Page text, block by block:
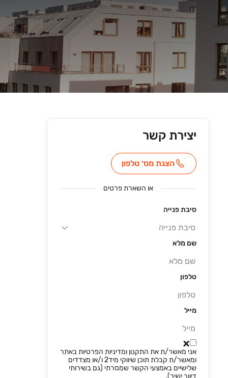
יצירת קשר
הצגת מס׳ טלפון
או השארת פרטים
סיבת פנייה
שם מלא
טלפון
מייל
אני מאשר/ת את התקנון ומדיניות הפרטיות באתר
ומאשר/ת קבלת תוכן שיווקי מיד2 ו/או מצדדים
שלישיים באמצעי הקשר שמסרתי (גם בשירותי
דיוור ישיר).